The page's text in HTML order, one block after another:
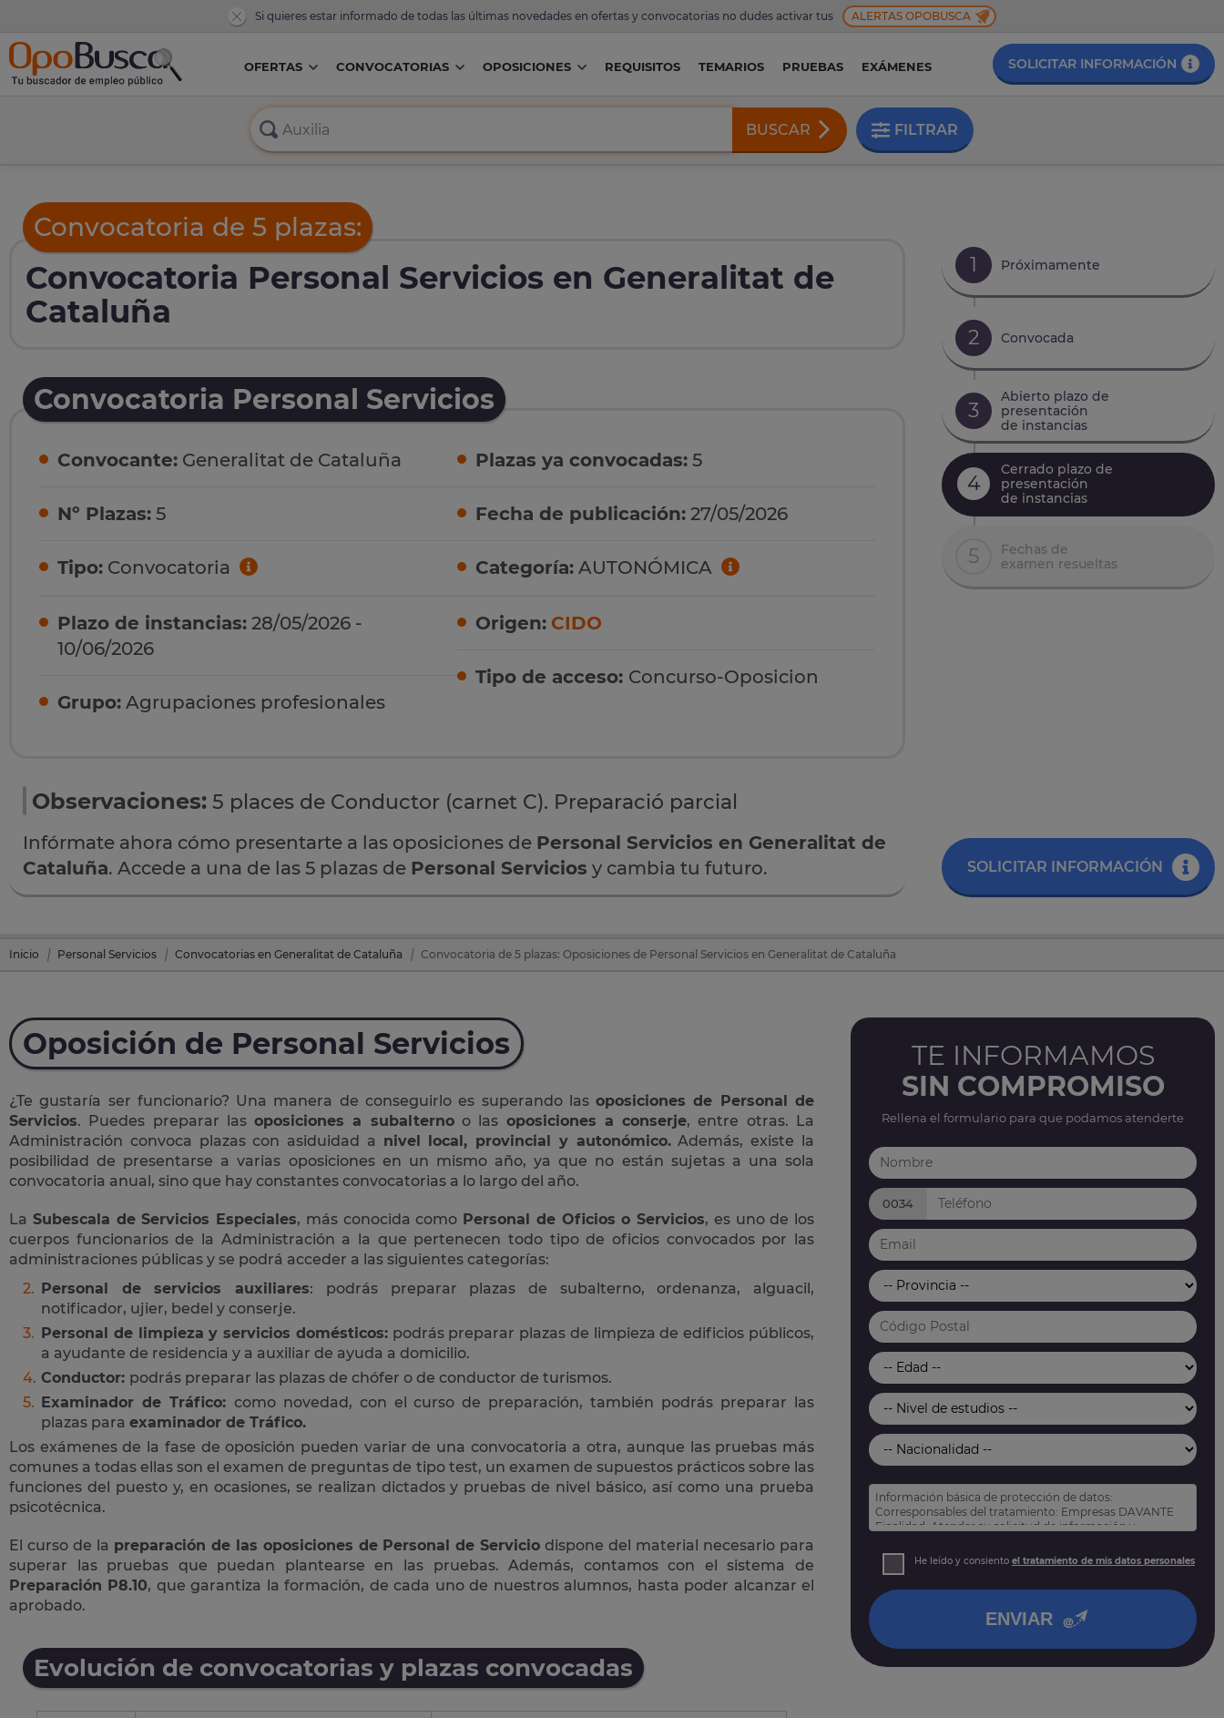
Si quieres estar informado de todas las últimas novedades en ofertas y convocatorias no dudes activar tus ALERTAS OPOBUSCA
OFERTAS CONVOCATORIAS OPOSICIONES REQUISITOS TEMARIOS PRUEBAS EXÁMENES SOLICITAR INFORMACIÓN
BUSCAR FILTRAR
Convocatoria de 5 plazas:
Convocatoria Personal Servicios en Generalitat de
Cataluña
Convocatoria Personal Servicios
Convocante: Generalitat de Cataluña
Nº Plazas: 5
Tipo: Convocatoria
Plazo de instancias: 28/05/2026 -
10/06/2026
Grupo: Agrupaciones profesionales
Plazas ya convocadas: 5
Fecha de publicación: 27/05/2026
Categoría: AUTONÓMICA
Origen: CIDO
Tipo de acceso: Concurso-Oposicion
Observaciones: 5 places de Conductor (carnet C). Preparació parcial
Infórmate ahora cómo presentarte a las oposiciones de Personal Servicios en Generalitat de
Cataluña. Accede a una de las 5 plazas de Personal Servicios y cambia tu futuro.
1 Próximamente
2 Convocada
3
Abierto plazo de
presentación
de instancias
4
Cerrado plazo de
presentación
de instancias
5
Fechas de
examen resueltas
SOLICITAR INFORMACIÓN
Inicio Personal Servicios Convocatorias en Generalitat de Cataluña Convocatoria de 5 plazas: Oposiciones de Personal Servicios en Generalitat de Cataluña
Oposición de Personal Servicios
¿Te gustaría ser funcionario? Una manera de conseguirlo es superando lasoposiciones de Personal de
Servicios. Puedes preparar lasoposiciones a subalternoo las oposiciones a conserje, entre otras. La
Administración convoca plazas con asiduidad a nivel local, provincial y autonómico.Además, existe la
posibilidad de presentarse a varias oposiciones en un mismo año, ya que no están sujetas a una sola
convocatoria anual, sino que hay constantes convocatorias a lo largo del año.
La Subescala de Servicios Especiales, más conocida como Personal de Oficios o Servicios, es uno de los
cuerpos funcionarios de la Administración a la que pertenecen todo tipo de oficios convocados por las
administraciones públicas y se podrá acceder a las siguientes categorías:
Personal de servicios auxiliares: podrás preparar plazas de subalterno, ordenanza, alguacil,
notificador, ujier, bedel y conserje.
Personal de limpieza y servicios domésticos:podrás preparar plazas de limpieza de edificios públicos,
a ayudante de residencia y a auxiliar de ayuda a domicilio.
Conductor: podrás preparar las plazas de chófer o de conductor de turismos.
Examinador de Tráfico: como novedad, con el curso de preparación, también podrás preparar las
plazas para examinador de Tráfico.
Los exámenes de la fase de oposición pueden variar de una convocatoria a otra, aunque las pruebas más
comunes a todas ellas son el examen de preguntas de tipo test, un examen de supuestos prácticos sobre las
funciones del puesto y, en ocasiones, se realizan dictados y pruebas de nivel básico, así como una prueba
psicotécnica.
El curso de la preparación de las oposiciones de Personal de Servicio dispone del material necesario para
superar las pruebas que puedan plantearse en las pruebas. Además, contamos con el sistema de
Preparación P8.10, que garantiza la formación, de cada uno de nuestros alumnos, hasta poder alcanzar el
aprobado.
Evolución de convocatorias y plazas convocadas
TE INFORMAMOS
SIN COMPROMISO
Rellena el formulario para que podamos atenderte
0034
Información básica de protección de datos:
Corresponsables del tratamiento: Empresas DAVANTE
Finalidad: Atender su solicitud de información y
Derechos: Puede acceder, rectificar y suprimir sus
datos, así como otros derechos tal y como se explica
He leído y consiento el tratamiento de mis datos personales
ENVIAR